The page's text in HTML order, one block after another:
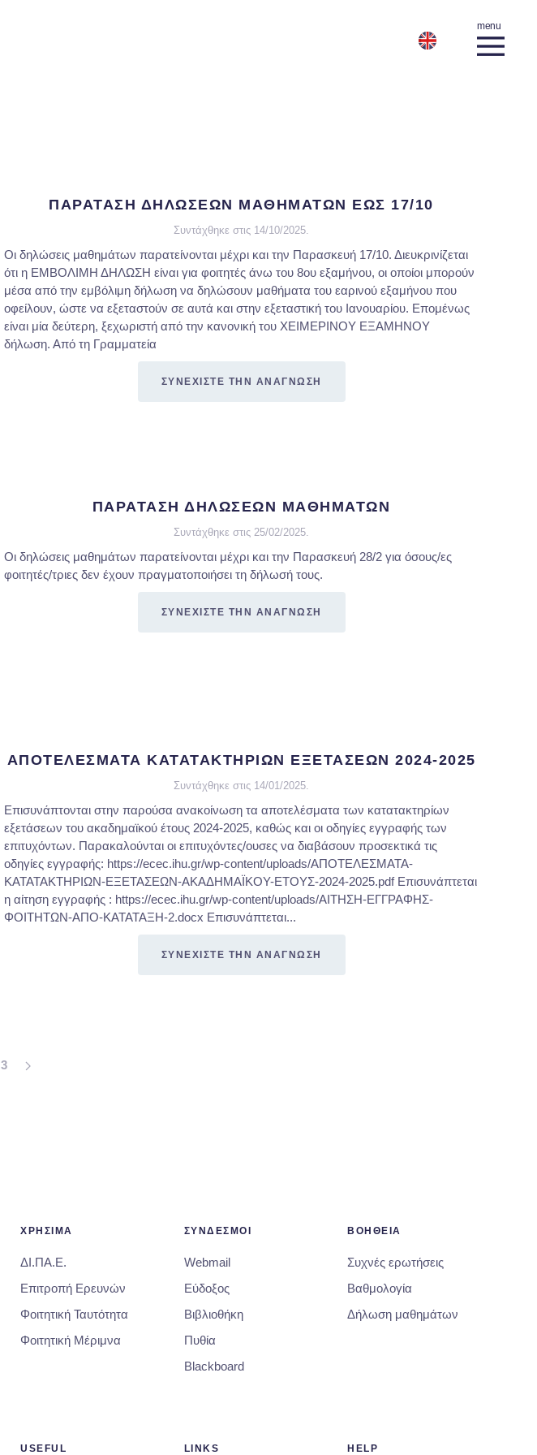
ΠΑΡΑΤΑΣΗ ΔΗΛΩΣΕΩΝ ΜΑΘΗΜΑΤΩΝ ΕΩΣ 17/10
Συντάχθηκε στις 14/10/2025.
Οι δηλώσεις μαθημάτων παρατείνονται μέχρι και την Παρασκευή 17/10. Διευκρινίζεται
ότι η ΕΜΒΟΛΙΜΗ ΔΗΛΩΣΗ είναι για φοιτητές άνω του 8ου εξαμήνου, οι οποίοι μπορούν
μέσα από την εμβόλιμη δήλωση να δηλώσουν μαθήματα του εαρινού εξαμήνου που
οφείλουν, ώστε να εξεταστούν σε αυτά και στην εξεταστική του Ιανουαρίου. Επομένως
είναι μία δεύτερη, ξεχωριστή από την κανονική του ΧΕΙΜΕΡΙΝΟΥ ΕΞΑΜΗΝΟΥ
δήλωση. Από τη Γραμματεία
ΣΥΝΕΧΙΣΤΕ ΤΗΝ ΑΝΑΓΝΩΣΗ
ΠΑΡΑΤΑΣΗ ΔΗΛΩΣΕΩΝ ΜΑΘΗΜΑΤΩΝ
Συντάχθηκε στις 25/02/2025.
Οι δηλώσεις μαθημάτων παρατείνονται μέχρι και την Παρασκευή 28/2 για όσους/ες
φοιτητές/τριες δεν έχουν πραγματοποιήσει τη δήλωσή τους.
ΣΥΝΕΧΙΣΤΕ ΤΗΝ ΑΝΑΓΝΩΣΗ
ΑΠΟΤΕΛΕΣΜΑΤΑ ΚΑΤΑΤΑΚΤΗΡΙΩΝ ΕΞΕΤΑΣΕΩΝ 2024-2025
Συντάχθηκε στις 14/01/2025.
Επισυνάπτονται στην παρούσα ανακοίνωση τα αποτελέσματα των κατατακτηρίων
εξετάσεων του ακαδημαϊκού έτους 2024-2025, καθώς και οι οδηγίες εγγραφής των
επιτυχόντων. Παρακαλούνται οι επιτυχόντες/ουσες να διαβάσουν προσεκτικά τις
οδηγίες εγγραφής: https://ecec.ihu.gr/wp-content/uploads/ΑΠΟΤΕΛΕΣΜΑΤΑ-
ΚΑΤΑΤΑΚΤΗΡΙΩΝ-ΕΞΕΤΑΣΕΩΝ-ΑΚΑΔΗΜΑΪΚΟΥ-ΕΤΟΥΣ-2024-2025.pdf Επισυνάπτεται
η αίτηση εγγραφής : https://ecec.ihu.gr/wp-content/uploads/ΑΙΤΗΣΗ-ΕΓΓΡΑΦΗΣ-
ΦΟΙΤΗΤΩΝ-ΑΠΟ-ΚΑΤΑΤΑΞΗ-2.docx Επισυνάπτεται...
ΣΥΝΕΧΙΣΤΕ ΤΗΝ ΑΝΑΓΝΩΣΗ
3
ΧΡΗΣΙΜΑ
ΔΙ.ΠΑ.Ε.
Επιτροπή Ερευνών
Φοιτητική Ταυτότητα
Φοιτητική Μέριμνα
ΣΥΝΔΕΣΜΟΙ
Webmail
Εύδοξος
Βιβλιοθήκη
Πυθία
Blackboard
ΒΟΗΘΕΙΑ
Συχνές ερωτήσεις
Βαθμολογία
Δήλωση μαθημάτων
USEFUL LINKS HELP